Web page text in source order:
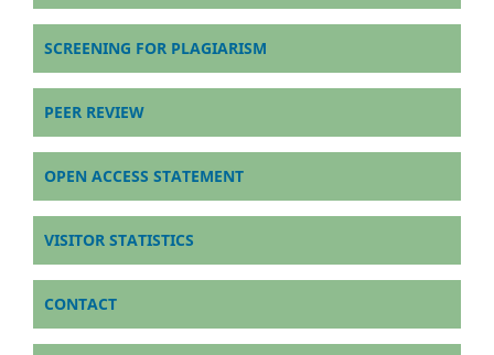
SCREENING FOR PLAGIARISM
PEER REVIEW
OPEN ACCESS STATEMENT
VISITOR STATISTICS
CONTACT